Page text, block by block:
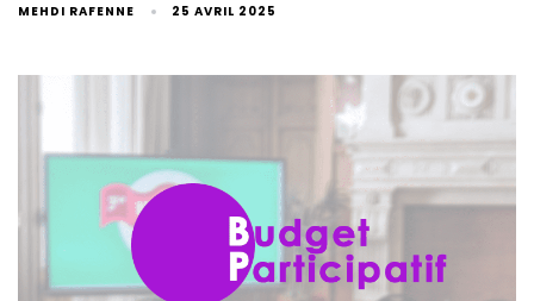
MEHDI RAFENNE 25 AVRIL 2025